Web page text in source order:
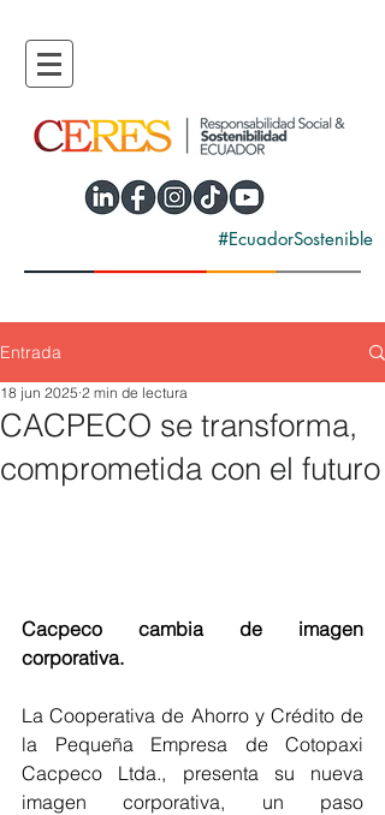
#EcuadorSostenible
Entrada
CACPECO se transforma,
comprometida con el futuro
18 jun 2025 2 min de lectura
Cacpeco cambia de imagen
corporativa.
La Cooperativa de Ahorro y Crédito de
la Pequeña Empresa de Cotopaxi
Cacpeco Ltda., presenta su nueva
imagen corporativa, un paso